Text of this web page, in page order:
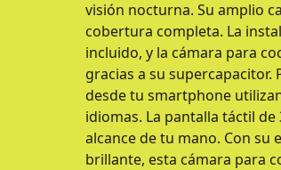
visión nocturna. Su amplio
cobertura completa. La
incluido, y la cámara para
gracias a su
desde tu smartphone
idiomas. La pantalla táctil
alcance de tu mano. Con
brillante, esta cámara para